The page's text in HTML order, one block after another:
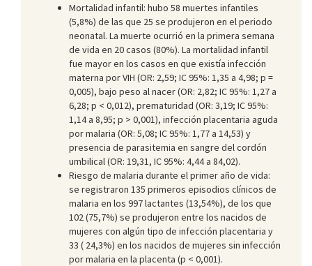
Mortalidad infantil: hubo 58 muertes infantiles
(5,8%) de las que 25 se produjeron en el periodo
neonatal. La muerte ocurrió en la primera semana
de vida en 20 casos (80%). La mortalidad infantil
fue mayor en los casos en que existía infección
materna por VIH (OR: 2,59; IC 95%: 1,35 a 4,98; p =
0,005), bajo peso al nacer (OR: 2,82; IC 95%: 1,27 a
6,28; p < 0,012), prematuridad (OR: 3,19; IC 95%:
1,14 a 8,95; p > 0,001), infección placentaria aguda
por malaria (OR: 5,08; IC 95%: 1,77 a 14,53) y
presencia de parasitemia en sangre del cordón
umbilical (OR: 19,31, IC 95%: 4,44 a 84,02).
Riesgo de malaria durante el primer año de vida:
se registraron 135 primeros episodios clínicos de
malaria en los 997 lactantes (13,54%), de los que
102 (75,7%) se produjeron entre los nacidos de
mujeres con algún tipo de infección placentaria y
33 ( 24,3%) en los nacidos de mujeres sin infección
por malaria en la placenta (p < 0,001).